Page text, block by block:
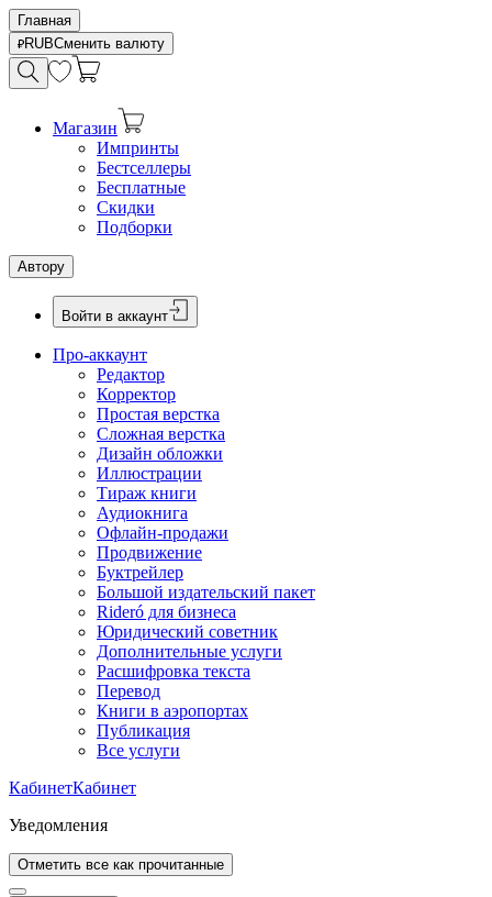
Главная
RUBСменить валюту
Магазин
Импринты
Бестселлеры
Бесплатные
Скидки
Подборки
Автору
Войти в аккаунт
Про-аккаунт
Редактор
Корректор
Простая верстка
Сложная верстка
Дизайн обложки
Иллюстрации
Тираж книги
Аудиокнига
Офлайн-продажи
Продвижение
Буктрейлер
Большой издательский пакет
Rideró для бизнеса
Юридический советник
Дополнительные услуги
Расшифровка текста
Перевод
Книги в аэропортах
Публикация
Все услуги
КабинетКабинет
Уведомления
Отметить все как прочитанные